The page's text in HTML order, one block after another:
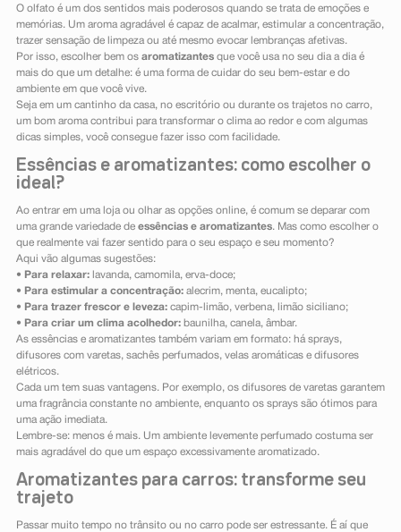
O olfato é um dos sentidos mais poderosos quando se trata de emoções e
memórias. Um aroma agradável é capaz de acalmar, estimular a concentração,
trazer sensação de limpeza ou até mesmo evocar lembranças afetivas.
Por isso, escolher bem os aromatizantesque você usa no seu dia a dia é
mais do que um detalhe: é uma forma de cuidar do seu bem-estar e do
ambiente em que você vive.
Seja em um cantinho da casa, no escritório ou durante os trajetos no carro,
um bom aroma contribui para transformar o clima ao redor e com algumas
dicas simples, você consegue fazer isso com facilidade.
Essências e aromatizantes: como escolher o
ideal?
Ao entrar em uma loja ou olhar as opções online, é comum se deparar com
uma grande variedade de essências e aromatizantes. Mas como escolher o
que realmente vai fazer sentido para o seu espaço e seu momento?
Aqui vão algumas sugestões:
• Para relaxar:lavanda, camomila, erva-doce;
• Para estimular a concentração:alecrim, menta, eucalipto;
• Para trazer frescor e leveza:capim-limão, verbena, limão siciliano;
• Para criar um clima acolhedor:baunilha, canela, âmbar.
As essências e aromatizantes também variam em formato: há sprays,
difusores com varetas, sachês perfumados, velas aromáticas e difusores
elétricos.
Cada um tem suas vantagens. Por exemplo, os difusores de varetas garantem
uma fragrância constante no ambiente, enquanto os sprays são ótimos para
uma ação imediata.
Lembre-se: menos é mais. Um ambiente levemente perfumado costuma ser
mais agradável do que um espaço excessivamente aromatizado.
Aromatizantes para carros: transforme seu
trajeto
Passar muito tempo no trânsito ou no carro pode ser estressante. É aí que